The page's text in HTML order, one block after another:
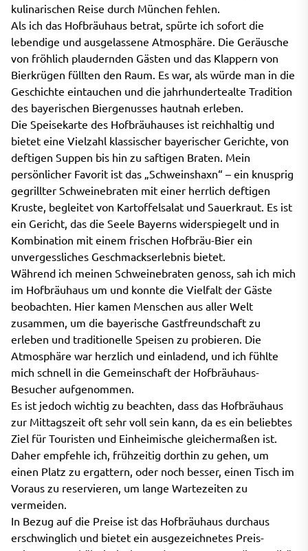
kulinarischen Reise durch München fehlen.
Als ich das Hofbräuhaus betrat, spürte ich sofort die
lebendige und ausgelassene Atmosphäre. Die Geräusche
von fröhlich plaudernden Gästen und das Klappern von
Bierkrügen füllten den Raum. Es war, als würde man in die
Geschichte eintauchen und die jahrhundertealte Tradition
des bayerischen Biergenusses hautnah erleben.
Die Speisekarte des Hofbräuhauses ist reichhaltig und
bietet eine Vielzahl klassischer bayerischer Gerichte, von
deftigen Suppen bis hin zu saftigen Braten. Mein
persönlicher Favorit ist das „Schweinshaxn“ – ein knusprig
gegrillter Schweinebraten mit einer herrlich deftigen
Kruste, begleitet von Kartoffelsalat und Sauerkraut. Es ist
ein Gericht, das die Seele Bayerns widerspiegelt und in
Kombination mit einem frischen Hofbräu-Bier ein
unvergessliches Geschmackserlebnis bietet.
Während ich meinen Schweinebraten genoss, sah ich mich
im Hofbräuhaus um und konnte die Vielfalt der Gäste
beobachten. Hier kamen Menschen aus aller Welt
zusammen, um die bayerische Gastfreundschaft zu
erleben und traditionelle Speisen zu probieren. Die
Atmosphäre war herzlich und einladend, und ich fühlte
mich schnell in die Gemeinschaft der Hofbräuhaus-
Besucher aufgenommen.
Es ist jedoch wichtig zu beachten, dass das Hofbräuhaus
zur Mittagszeit oft sehr voll sein kann, da es ein beliebtes
Ziel für Touristen und Einheimische gleichermaßen ist.
Daher empfehle ich, frühzeitig dorthin zu gehen, um
einen Platz zu ergattern, oder noch besser, einen Tisch im
Voraus zu reservieren, um lange Wartezeiten zu
vermeiden.
In Bezug auf die Preise ist das Hofbräuhaus durchaus
erschwinglich und bietet ein ausgezeichnetes Preis-